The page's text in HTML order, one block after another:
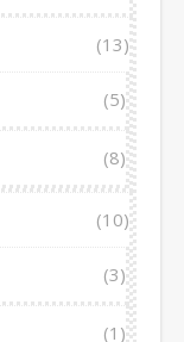
(13)
(5)
(8)
(10)
(3)
(1)